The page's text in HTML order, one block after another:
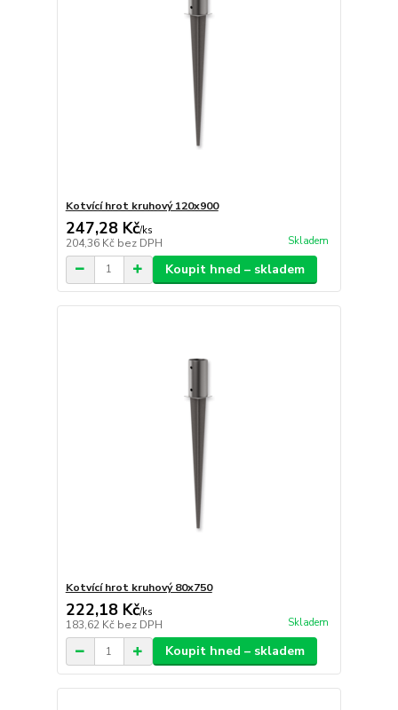
Kotvící hrot kruhový 120x900
247,28 Kč/ks
204,36 Kč bez DPH Skladem
Koupit hned – skladem
Kotvící hrot kruhový 80x750
222,18 Kč/ks
183,62 Kč bez DPH Skladem
Koupit hned – skladem